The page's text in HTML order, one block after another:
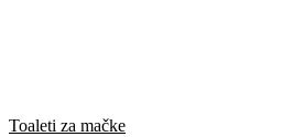
Toaleti za mačke